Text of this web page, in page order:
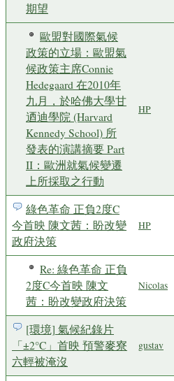
期望
歐盟對國際氣候
政策的立場：歐盟氣
候政策主席Connie
Hedegaard 在2010年
九月，於哈佛大學甘
迺迪學院 (Harvard
Kennedy School) 所
發表的演講摘要 Part
II：歐洲就氣候變遷
上所採取之行動
HP
綠色革命 正負2度C
今首映 陳文茜：盼改變
政府決策
HP
Re: 綠色革命 正負
2度C今首映 陳文
茜：盼改變政府決策
Nicolas
[環境] 氣候紀錄片
「±2°C」首映 預警麥寮
六輕被淹沒
gustav